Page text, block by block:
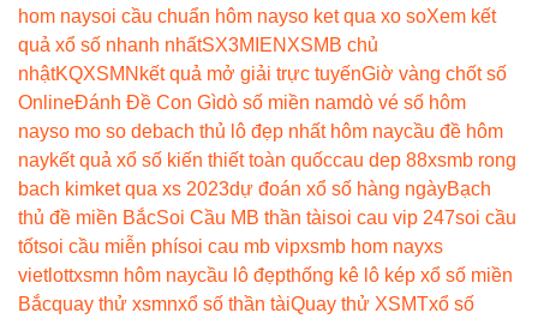
hom naysoi cầu chuẩn hôm nayso ket qua xo soXem kết
quả xổ số nhanh nhấtSX3MIEN XSMB chủ
nhậtKQXSMN kết quả mở giải trực tuyếnGiờ vàng chốt số
OnlineĐánh Đề Con Gìdò số miền namdò vé số hôm
nayso mo so debach thủ lô đẹp nhất hôm naycầu đề hôm
naykết quả xổ số kiến thiết toàn quốccau dep 88xsmb rong
bach kimket qua xs 2023dự đoán xổ số hàng ngàyBạch
thủ đề miền BắcSoi Cầu MB thần tàisoi cau vip 247soi cầu
tốtsoi cầu miễn phísoi cau mb vipxsmb hom nayxs
vietlottxsmn hôm naycầu lô đẹpthống kê lô kép xổ số miền
Bắcquay thử xsmnxổ số thần tàiQuay thử XSMTxổ số